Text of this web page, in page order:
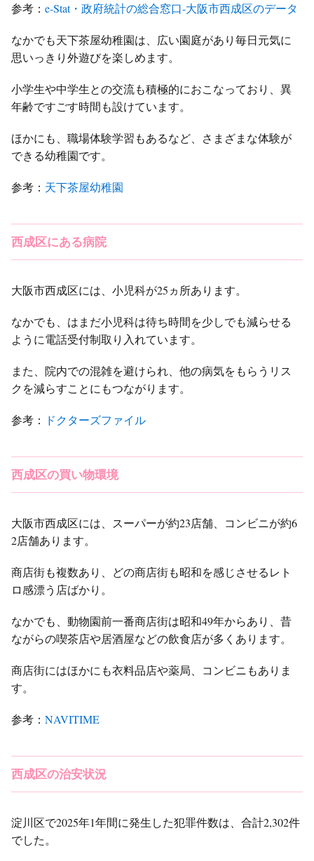
参考：e-Stat・政府統計の総合窓口-大阪市西成区のデータ
なかでも天下茶屋幼稚園は、広い園庭があり毎日元気に
思いっきり外遊びを楽しめます。
小学生や中学生との交流も積極的におこなっており、異
年齢ですごす時間も設けています。
ほかにも、職場体験学習もあるなど、さまざまな体験が
できる幼稚園です。
参考： 天下茶屋幼稚園
西成区にある病院
大阪市西成区には、小児科が25ヵ所あります。
なかでも、はまだ小児科は待ち時間を少しでも減らせる
ように電話受付制取り入れています。
また、院内での混雑を避けられ、他の病気をもらうリス
クを減らすことにもつながります。
参考： ドクターズファイル
西成区の買い物環境
大阪市西成区には、スーパーが約23店舗、コンビニが約6
2店舗あります。
商店街も複数あり、どの商店街も昭和を感じさせるレト
ロ感漂う店ばかり。
なかでも、動物園前一番商店街は昭和49年からあり、昔
ながらの喫茶店や居酒屋などの飲食店が多くあります。
商店街にはほかにも衣料品店や薬局、コンビニもありま
す。
参考：NAVITIME
西成区の治安状況
淀川区で2025年1年間に発生した犯罪件数は、合計2,302件
でした。